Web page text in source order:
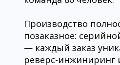
Производство
позаказное:
— каждый заказ
реверс-инжиниринг